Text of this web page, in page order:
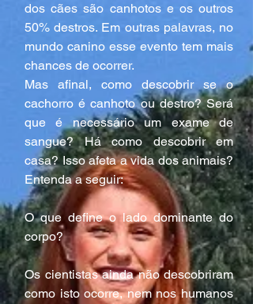
dos cães são canhotos e os outros
50% destros. Em outras palavras, no
mundo canino esse evento tem mais
chances de ocorrer.
Mas afinal, como descobrir se o
cachorro é canhoto ou destro? Será
que é necessário um exame de
sangue? Há como descobrir em
casa? Isso afeta a vida dos animais?
Entenda a seguir:
O que define o lado dominante do
corpo?
Os cientistas ainda não descobriram
como isto ocorre, nem nos humanos